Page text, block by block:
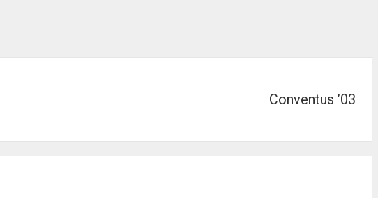
Conventus ’03